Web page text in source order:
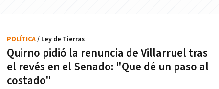
Quirno pidió la renuncia de Villarruel tras
el revés en el Senado: "Que dé un paso al
costado"
POLÍTICA/ Ley de Tierras